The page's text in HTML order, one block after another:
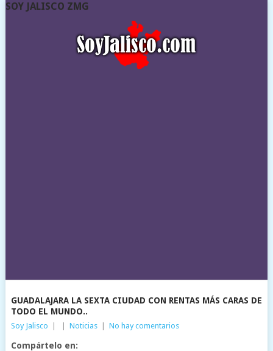
SOY JALISCO ZMG
GUADALAJARA LA SEXTA CIUDAD CON RENTAS MÁS CARAS DE
TODO EL MUNDO..
Soy Jalisco Noticias No hay comentarios
Compártelo en: